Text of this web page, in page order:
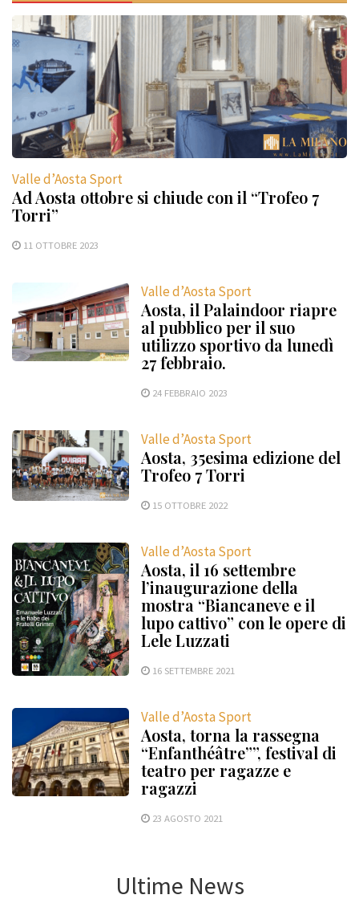
Valle d’Aosta Sport
Ad Aosta ottobre si chiude con il “Trofeo 7
Torri”
11 OTTOBRE 2023
Valle d’Aosta Sport
Aosta, il Palaindoor riapre
al pubblico per il suo
utilizzo sportivo da lunedì
27 febbraio.
24 FEBBRAIO 2023
Valle d’Aosta Sport
Aosta, 35esima edizione del
Trofeo 7 Torri
15 OTTOBRE 2022
Valle d’Aosta Sport
Aosta, il 16 settembre
l’inaugurazione della
mostra “Biancaneve e il
lupo cattivo” con le opere di
Lele Luzzati
16 SETTEMBRE 2021
Valle d’Aosta Sport
Aosta, torna la rassegna
“Enfanthéâtre””, festival di
teatro per ragazze e
ragazzi
23 AGOSTO 2021
Ultime News